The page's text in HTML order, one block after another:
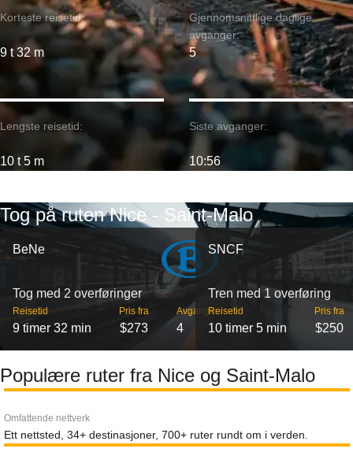
Korteste reisetid:
9 t 32 m
Lengste reisetid:
10 t 5 m
Gjennomsnittlige daglige
avganger:
5
Siste avganger:
10:56
Tog på ruten Nice - Saint-Malo
BeNe
Tog med 2 overføringer
Reisetid
9 timer 32 min
Pris fra
$273
Avganger
4
SNCF
Tren med 1 overføring
Reisetid
10 timer 5 min
Pris fra
$250
Populære ruter fra Nice og Saint-Malo
Omfattende nettverk
Ett nettsted, 34+ destinasjoner, 700+ ruter rundt om i verden.